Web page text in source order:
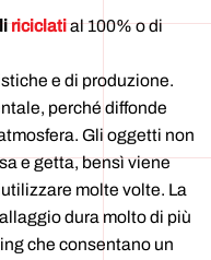
riciclatial 100% o di
e di produzione.
perché diffonde
Gli oggetti non
e getta, bensì viene
molte volte. La
dura molto di più
che consentano un